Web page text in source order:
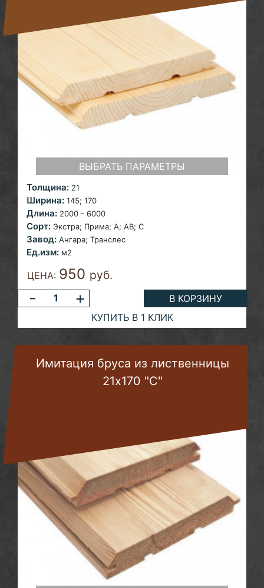
ВЫБРАТЬ ПАРАМЕТРЫ
Толщина: 21
Ширина: 145; 170
Длина: 2000 - 6000
Сорт: Экстра; Прима; A; AB; С
Завод: Ангара; Транслес
Ед.изм: м2
ЦЕНА: 950 руб.
- +
В КОРЗИНУ
КУПИТЬ В 1 КЛИК
Имитация бруса из лиственницы
21х170 "C"